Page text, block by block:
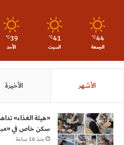
44
℃
الجمعة
41
℃
السبت
39
℃
الأحد
الأشهر الأخيرة
«هيئة الغذاء»
سكن خاص في
منذ 16 ساعة